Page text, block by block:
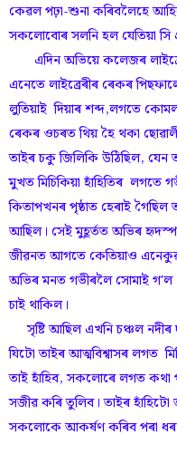
কেৱল পঢ়া-শুনা কৰিবলৈহে
সকলোবোৰ সলনি হল যেতিয়া সি
এদিন অভিয়ে কলেজৰ
এনেতে লাইব্ৰেৰীৰ ৰেকৰ
লুতিয়াই দিয়াৰ শব্দ,লগতে
ৰেকৰ ওচৰত থিয় হৈ থকা
তাইৰ চকু জিলিকি উঠিছিল, যেন
মুখত মিচিকিয়া হাঁহিতিৰ লগতে
কিতাপখনৰ পৃষ্ঠাত হেৰাই
আছিল। সেই মুহূৰ্তত অভিৰ
জীৱনত আগতে কেতিয়াও
অভিৰ মনত গভীৰলৈ সোমাই
চাই থাকিল।
সৃষ্টি আছিল এখনি চঞ্চল নদীৰ
যিটো তাইৰ আত্মবিশ্বাসৰ লগত
তাই হাঁহিব, সকলোৰে লগত কথা
সজীৱ কৰি তুলিব। তাইৰ
সকলোকে আকৰ্ষণ কৰিব পৰা